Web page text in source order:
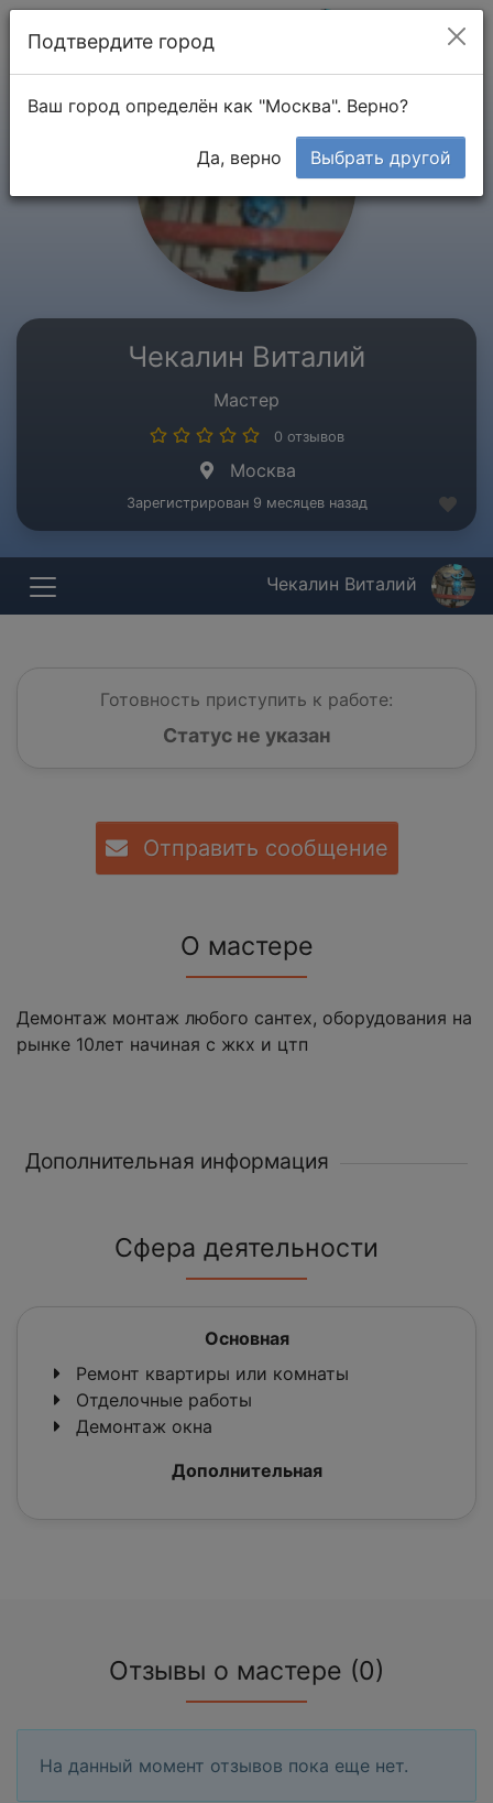
Чекалин Виталий
Мастер
0 отзывов
Москва
Зарегистрирован 9 месяцев назад
Чекалин Виталий
Готовность приступить к работе:
Статус не указан
Отправить сообщение
О мастере
Демонтаж монтаж любого сантех, оборудования на
рынке 10лет начиная с жкх и цтп
Дополнительная информация
Сфера деятельности
Основная
Ремонт квартиры или комнаты
Отделочные работы
Демонтаж окна
Дополнительная
Отзывы о мастере (0)
На данный момент отзывов пока еще нет.
Подтвердите город
Ваш город определён как "Москва". Верно?
Да, верно Выбрать другой